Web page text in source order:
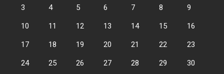
3 4 5 6 7 8 9
10 11 12 13 14 15 16
17 18 19 20 21 22 23
24 25 26 27 28 29 30